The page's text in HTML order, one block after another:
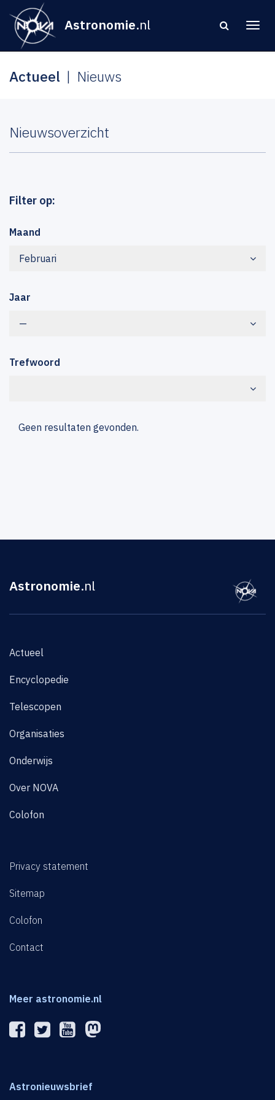
Astronomie.nl
Actueel Nieuws
Nieuwsoverzicht
Filter op:
Maand
Februari
Jaar
—
Trefwoord
Geen resultaten gevonden.
Astronomie.nl
Actueel
Encyclopedie
Telescopen
Organisaties
Onderwijs
Over NOVA
Colofon
Privacy statement
Sitemap
Colofon
Contact
Meer astronomie.nl
Astronieuwsbrief